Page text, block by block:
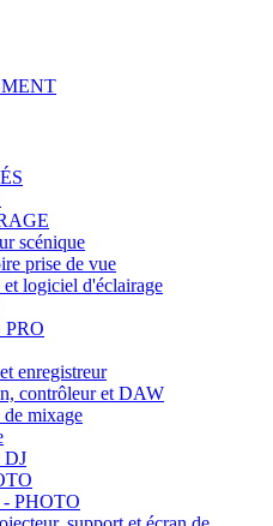
scénique
prise de vue
et logiciel d'éclairage
enregistreur
contrôleur et DAW
mixage
DJ
PHOTO